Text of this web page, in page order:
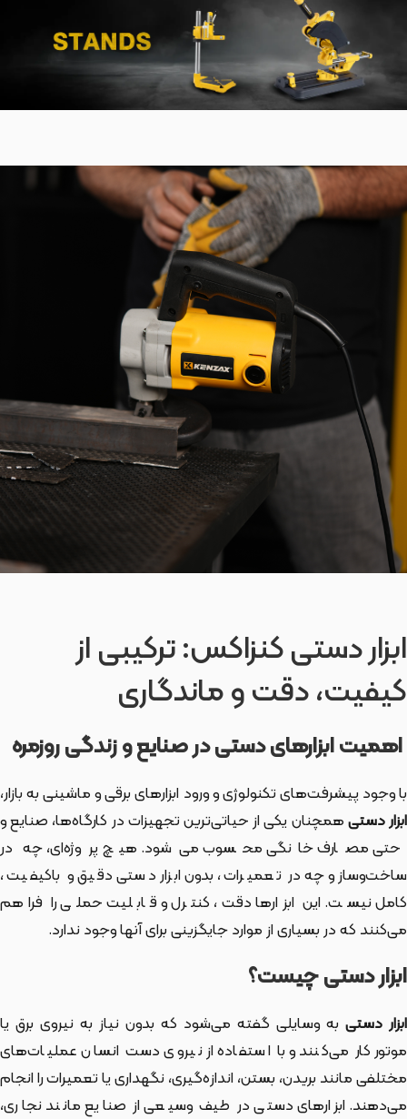
ابزار دستی کنزاکس: ترکیبی از
کیفیت، دقت و ماندگاری
اهمیت ابزارهای دستی در صنایع و زندگی روزمره
با وجود پیشرفت‌های تکنولوژی و ورود ابزارهای برقی و ماشینی به بازار،
ابزار دستیهمچنان یکی از حیاتی‌ترین تجهیزات در کارگاه‌ها، صنایع و
حتی مصارف خانگی محسوب می‌شود. هیچ پروژه‌ای، چه در
ساخت‌وساز و چه در تعمیرات، بدون ابزار دستی دقیق و باکیفیت،
کامل نیست. این ابزارها دقت، کنترل و قابلیت حملی را فراهم
می‌کنند که در بسیاری از موارد جایگزینی برای آنها وجود ندارد.
ابزار دستی چیست؟
ابزار دستیبه وسایلی گفته می‌شود که بدون نیاز به نیروی برق یا
موتور کار می‌کنند و با استفاده از نیروی دست انسان عملیات‌های
مختلفی مانند بریدن، بستن، اندازه‌گیری، نگهداری یا تعمیرات را انجام
می‌دهند. ابزارهای دستی در طیف وسیعی از صنایع مانند نجاری،